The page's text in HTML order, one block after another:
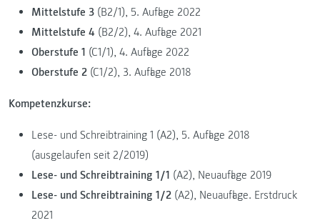
Mittelstufe 3 (B2/1), 5. Auflage 2022
Mittelstufe 4 (B2/2), 4. Auflage 2021
Oberstufe 1 (C1/1), 4. Auflage 2022
Oberstufe 2 (C1/2), 3. Auflage 2018
Kompetenzkurse:
Lese- und Schreibtraining 1 (A2), 5. Auflage 2018
(ausgelaufen seit 2/2019)
Lese- und Schreibtraining 1/1 (A2), Neuauflage 2019
Lese- und Schreibtraining 1/2 (A2), Neuauflage. Erstdruck
2021